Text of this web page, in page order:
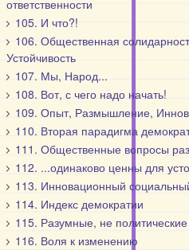
ответственности
105. И что?!
106. Общественная
Устойчивость
107. Мы, Народ...
108. Вот, с чего надо начать!
109. Опыт, Размышление,
110. Вторая парадигма
111. Общественные вопросы
112. ...одинаково ценны для
113. Инновационный
114. Индекс демократии
115. Разумные, не политические
116. Воля к изменению